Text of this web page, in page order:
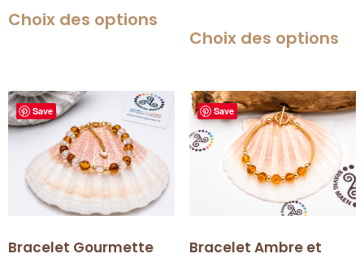
Choix des options
Choix des options
Save
Bracelet Gourmette
Save
Bracelet Ambre et